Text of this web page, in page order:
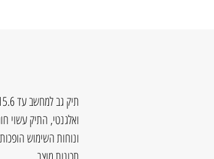
ואלגנטי, התיק עשוי
ונוחות השימוש